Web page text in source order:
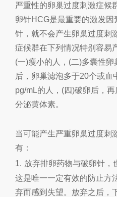
严重性的卵巢过度刺激症候
卵针HCG是最重要的激发因
针，就不会产生卵巢过度刺
症候群在下列情况特别容易
(一)瘦小的人， (二)多囊性卵
后，卵巢滤泡多于20个或血
pg/mL的人， (四)破卵后，
分泌黄体素。
当可能产生严重卵巢过度刺
有：
1. 放弃排卵药物与破卵针，
这是唯一一定有效的防止方
弃而感到失望。放弃之后，